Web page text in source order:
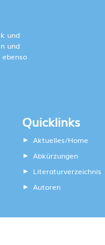
und
und
Quicklinks
Aktuelles/Home
Abkürzungen
Literaturverzeichnis
Autoren